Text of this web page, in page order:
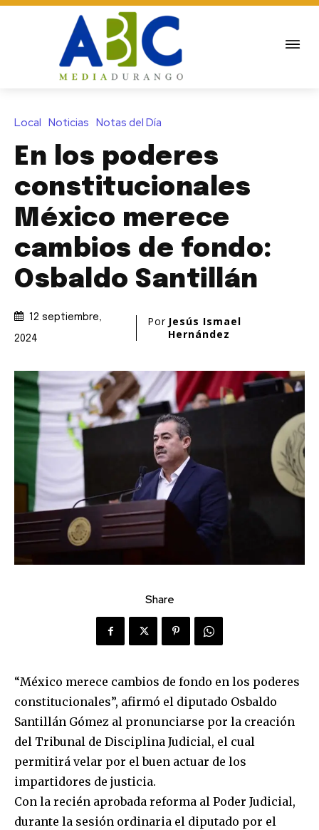
Local Noticias Notas del Día
En los poderes
constitucionales
México merece
cambios de fondo:
Osbaldo Santillán
12 septiembre,
2024
Por Jesús Ismael
Hernández
Share
“México merece cambios de fondo en los poderes
constitucionales”, afirmó el diputado Osbaldo
Santillán Gómez al pronunciarse por la creación
del Tribunal de Disciplina Judicial, el cual
permitirá velar por el buen actuar de los
impartidores de justicia.
Con la recién aprobada reforma al Poder Judicial,
durante la sesión ordinaria el diputado por el